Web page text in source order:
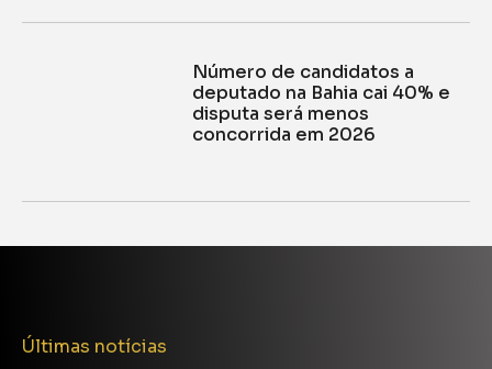
Número de candidatos a
deputado na Bahia cai 40% e
disputa será menos
concorrida em 2026
Últimas notícias